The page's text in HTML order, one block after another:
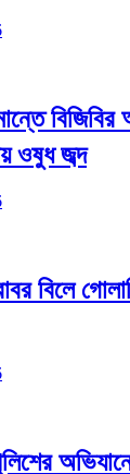
ওষুধ জব্দ
বিলে